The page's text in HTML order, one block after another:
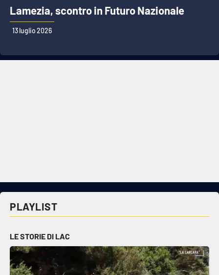
Lamezia, scontro in Futuro Nazionale
13 luglio 2026
PLAYLIST
LE STORIE DI LAC